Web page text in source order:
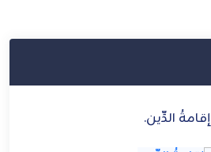
إقامةُ الدِّين.